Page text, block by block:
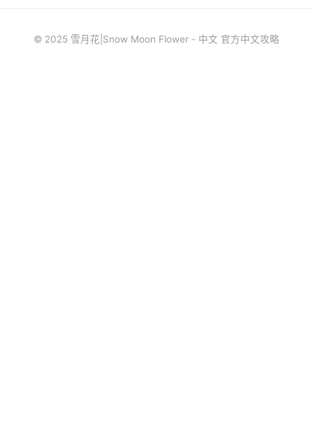
© 2025 雪月花|Snow Moon Flower - 中文 官方中文攻略